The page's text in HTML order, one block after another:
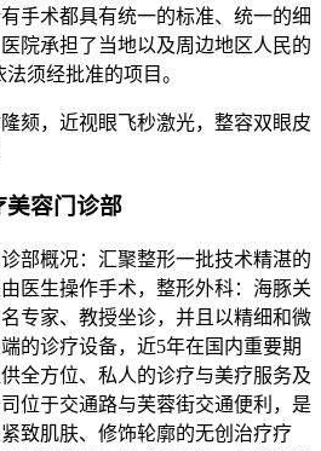
手术都具有统一的标准、统一的细
院承担了当地以及周边地区人民的
须经批准的项目。
颏，近视眼飞秒激光，整容双眼皮
美容门诊部
部概况：汇聚整形一批技术精湛的
医生操作手术，整形外科：海豚关
专家、教授坐诊，并且以精细和微
的诊疗设备，近5年在国内重要期
全方位、私人的诊疗与美疗服务及
位于交通路与芙蓉街交通便利，是
致肌肤、修饰轮廓的无创治疗疗